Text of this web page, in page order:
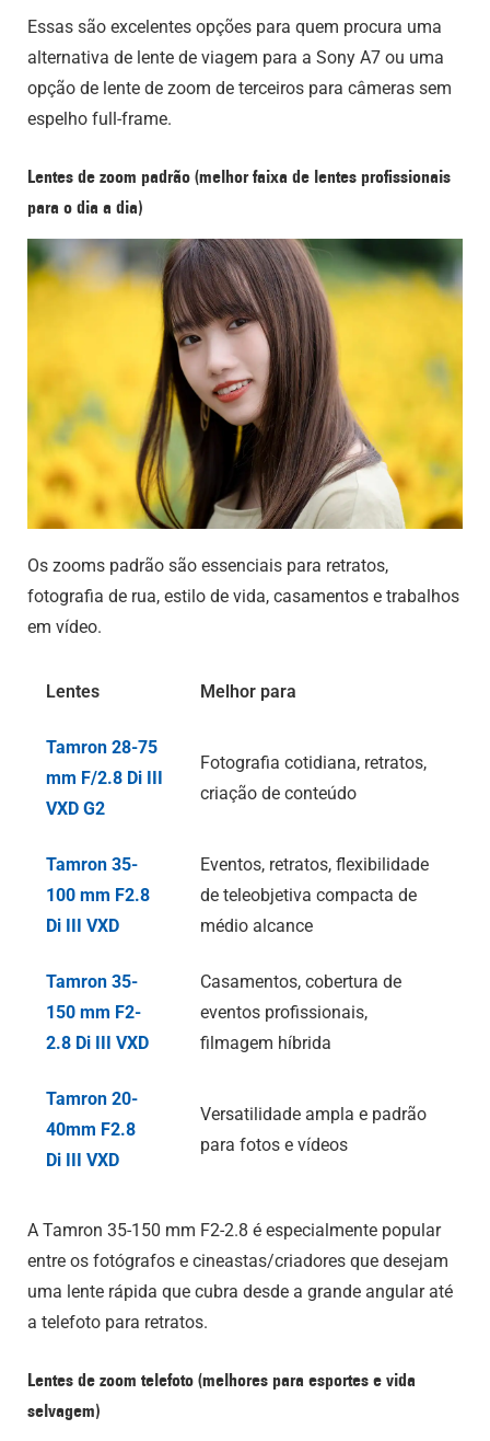
Essas são excelentes opções para quem procura uma
alternativa de lente de viagem para a Sony A7 ou uma
opção de lente de zoom de terceiros para câmeras sem
espelho full-frame.
Lentes de zoom padrão (melhor faixa de lentes profissionais
para o dia a dia)
Os zooms padrão são essenciais para retratos,
fotografia de rua, estilo de vida, casamentos e trabalhos
em vídeo.
Lentes Melhor para
Tamron 28-75
mm F/2.8 Di III
VXD G2
Fotografia cotidiana, retratos,
criação de conteúdo
Tamron 35-
100 mm F2.8
Di III VXD
Eventos, retratos, flexibilidade
de teleobjetiva compacta de
médio alcance
Tamron 35-
150 mm F2-
2.8 Di III VXD
Casamentos, cobertura de
eventos profissionais,
filmagem híbrida
Tamron 20-
40mm F2.8
Di III VXD
Versatilidade ampla e padrão
para fotos e vídeos
A Tamron 35-150 mm F2-2.8 é especialmente popular
entre os fotógrafos e cineastas/criadores que desejam
uma lente rápida que cubra desde a grande angular até
a telefoto para retratos.
Lentes de zoom telefoto (melhores para esportes e vida
selvagem)